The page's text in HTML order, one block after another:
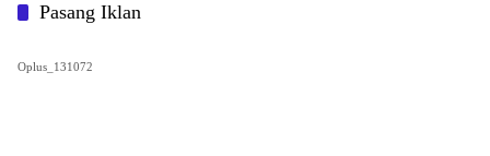
Pasang Iklan
Oplus_131072